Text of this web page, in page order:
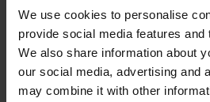
We use cookies to personalise
provide social media features and
We also share information about
our social media, advertising and
may combine it with other
Od:51, zł46, zł